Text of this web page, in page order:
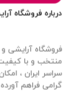
درباره فروشگاه
فروشگاه آرایشی
منتخب و با
سراسر ایران ،
گرامی فراهم